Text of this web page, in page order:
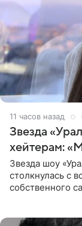
11 часов назад
Звезда
хейтерам:
Звезда шоу
столкнулась с
собственного